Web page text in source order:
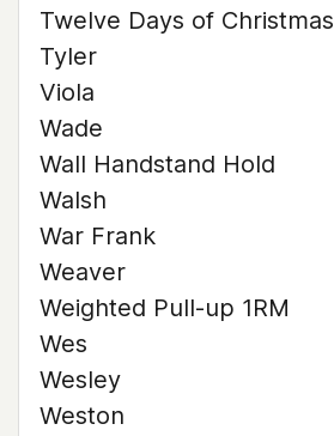
Twelve Days of Christmas
Tyler
Viola
Wade
Wall Handstand Hold
Walsh
War Frank
Weaver
Weighted Pull-up 1RM
Wes
Wesley
Weston